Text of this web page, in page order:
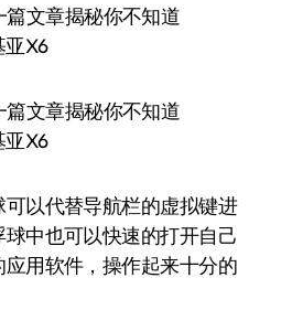
以代替导航栏的虚拟键进
中也可以快速的打开自己
用软件，操作起来十分的